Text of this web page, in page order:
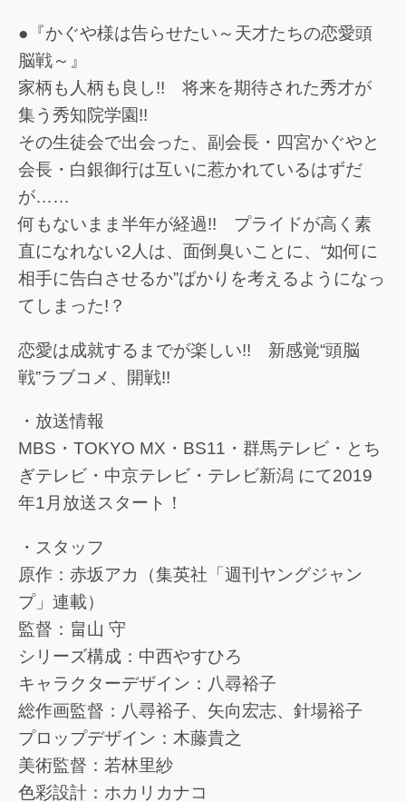
●『かぐや様は告らせたい～天才たちの恋愛頭
脳戦～』
家柄も人柄も良し!! 将来を期待された秀才が
集う秀知院学園!!
その生徒会で出会った、副会長・四宮かぐやと
会長・白銀御行は互いに惹かれているはずだ
が……
何もないまま半年が経過!! プライドが高く素
直になれない2人は、面倒臭いことに、“如何に
相手に告白させるか”ばかりを考えるようになっ
てしまった!？
恋愛は成就するまでが楽しい!! 新感覚“頭脳
戦”ラブコメ、開戦!!
・放送情報
MBS・TOKYO MX・BS11・群馬テレビ・とち
ぎテレビ・中京テレビ・テレビ新潟 にて2019
年1月放送スタート！
・スタッフ
原作：赤坂アカ（集英社「週刊ヤングジャン
プ」連載）
監督：畠山 守
シリーズ構成：中西やすひろ
キャラクターデザイン：八尋裕子
総作画監督：八尋裕子、矢向宏志、針場裕子
プロップデザイン：木藤貴之
美術監督：若林里紗
色彩設計：ホカリカナコ